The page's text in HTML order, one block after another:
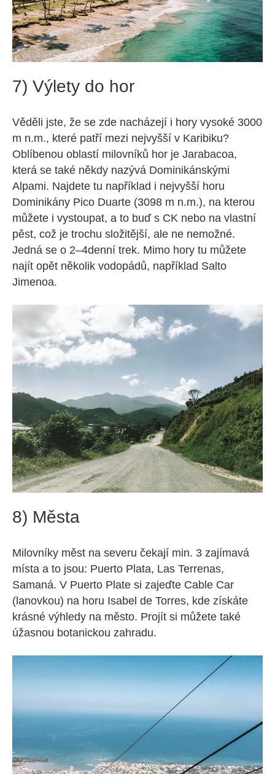
7) Výlety do hor
Věděli jste, že se zde nacházejí i hory vysoké 3000
m n.m., které patří mezi nejvyšší v Karibiku?
Oblíbenou oblastí milovníků hor je Jarabacoa,
která se také někdy nazývá Dominikánskými
Alpami. Najdete tu například i nejvyšší horu
Dominikány Pico Duarte (3098 m n.m.), na kterou
můžete i vystoupat, a to buď s CK nebo na vlastní
pěst, což je trochu složitější, ale ne nemožné.
Jedná se o 2–4denní trek. Mimo hory tu můžete
najít opět několik vodopádů, například Salto
Jimenoa.
8) Města
Milovníky měst na severu čekají min. 3 zajímavá
místa a to jsou: Puerto Plata, Las Terrenas,
Samaná. V Puerto Plate si zajeďte Cable Car
(lanovkou) na horu Isabel de Torres, kde získáte
krásné výhledy na město. Projít si můžete také
úžasnou botanickou zahradu.